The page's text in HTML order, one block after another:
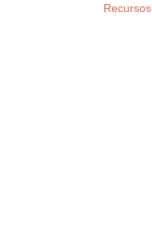
Recursos